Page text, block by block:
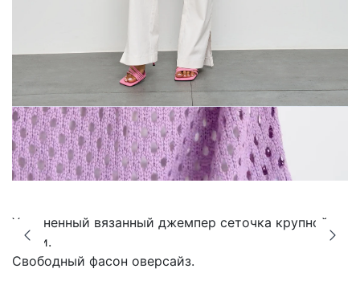
Удлиненный вязанный джемпер сеточка крупной
вязки.
Свободный фасон оверсайз.